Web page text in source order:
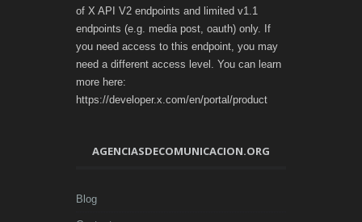
of X API V2 endpoints and limited v1.1
endpoints (e.g. media post, oauth) only. If
you need access to this endpoint, you may
need a different access level. You can learn
more here:
https://developer.x.com/en/portal/product
AGENCIASDECOMUNICACION.ORG
Blog